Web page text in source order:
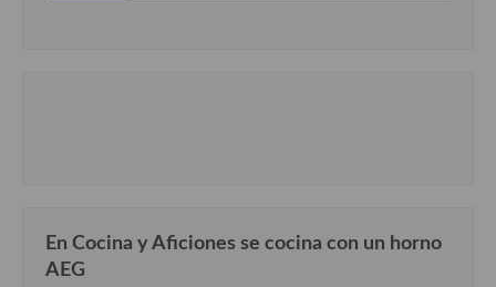
En Cocina y Aficiones se cocina con un horno
AEG